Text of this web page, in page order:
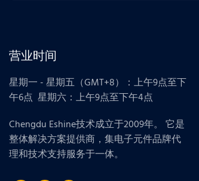
营业时间
星期一 - 星期五（GMT+8）：上午9点至下
午6点 星期六：上午9点至下午4点
Chengdu Eshine技术成立于2009年。 它是
整体解决方案提供商，集电子元件品牌代
理和技术支持服务于一体。